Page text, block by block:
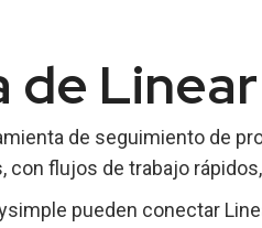
de Linear
de seguimiento de
con flujos de trabajo
pueden conectar